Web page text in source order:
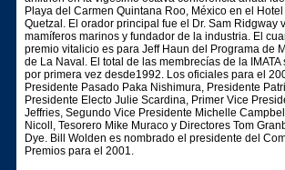
Playa del Carmen Quintana Roo, México en el
Quetzal. El orador principal fue el Dr. Sam Ridgway
mamíferos marinos y fundador de la industria. El
premio vitalicio es para Jeff Haun del Programa de
de La Naval. El total de las membrecías de la
por primera vez desde1992. Los oficiales para el
Presidente Pasado Paka Nishimura, Presidente
Presidente Electo Julie Scardina, Primer Vice
Jeffries, Segundo Vice Presidente Michelle
Nicoll, Tesorero Mike Muraco y Directores Tom
Dye. Bill Wolden es nombrado el presidente del
Premios para el 2001.